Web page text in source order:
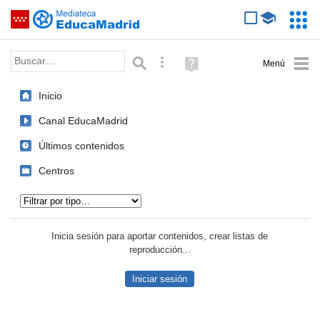
Saltar navegación
Palabra o frase: Búsqueda avanzada
Ayuda
(en
Inicio
Canal EducaMadrid
Últimos contenidos
Centros
Inicia sesión para aportar contenidos, crear listas de
reproducción...
Iniciar sesión